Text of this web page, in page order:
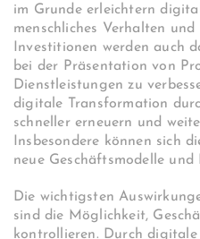
im Grunde erleichtern
menschliches Verhalten
Investitionen werden auch
bei der Präsentation von
Dienstleistungen zu
digitale Transformation
schneller erneuern und
Insbesondere können sich
neue Geschäftsmodelle und
Die wichtigsten
sind die Möglichkeit,
kontrollieren. Durch